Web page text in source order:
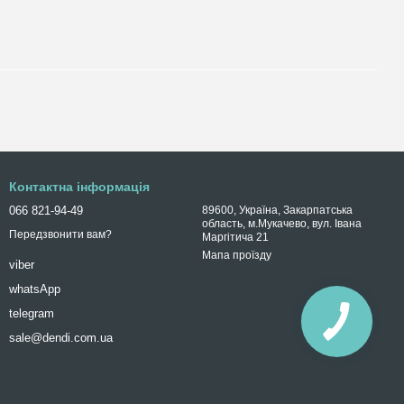
Контактна інформація
066 821-94-49
Передзвонити вам?
viber
whatsApp
telegram
sale@dendi.com.ua
89600, Україна, Закарпатська
область, м.Мукачево, вул. Івана
Маргітича 21
Мапа проїзду